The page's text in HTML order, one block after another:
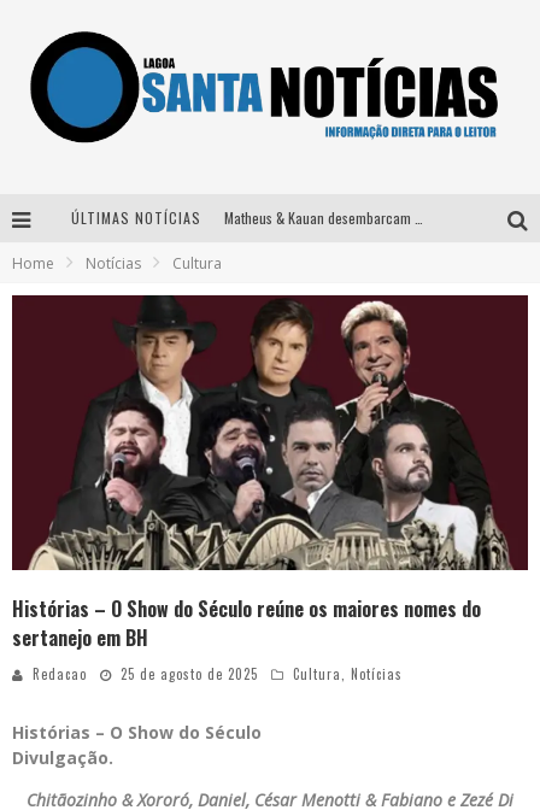
ÚLTIMAS NOTÍCIAS
Home Notícias Cultura
Histórias – O Show do Século reúne os maiores nomes do
sertanejo em BH
Redacao 25 de agosto de 2025 Cultura, Notícias
Histórias – O Show do Século
Divulgação.
Chitãozinho & Xororó, Daniel, César Menotti & Fabiano e Zezé Di